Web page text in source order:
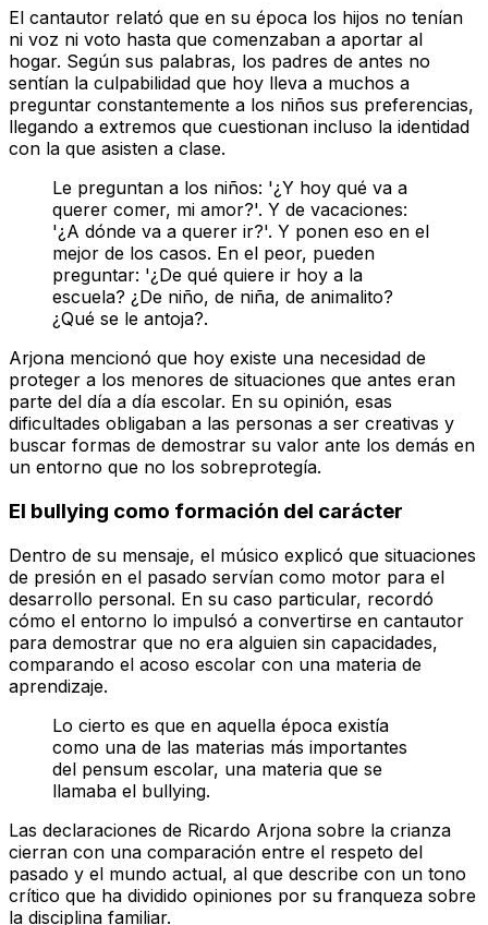
El cantautor relató que en su época los hijos no tenían
ni voz ni voto hasta que comenzaban a aportar al
hogar. Según sus palabras, los padres de antes no
sentían la culpabilidad que hoy lleva a muchos a
preguntar constantemente a los niños sus preferencias,
llegando a extremos que cuestionan incluso la identidad
con la que asisten a clase.
Le preguntan a los niños: '¿Y hoy qué va a
querer comer, mi amor?'. Y de vacaciones:
'¿A dónde va a querer ir?'. Y ponen eso en el
mejor de los casos. En el peor, pueden
preguntar: '¿De qué quiere ir hoy a la
escuela? ¿De niño, de niña, de animalito?
¿Qué se le antoja?.
Arjona mencionó que hoy existe una necesidad de
proteger a los menores de situaciones que antes eran
parte del día a día escolar. En su opinión, esas
dificultades obligaban a las personas a ser creativas y
buscar formas de demostrar su valor ante los demás en
un entorno que no los sobreprotegía.
El bullying como formación del carácter
Dentro de su mensaje, el músico explicó que situaciones
de presión en el pasado servían como motor para el
desarrollo personal. En su caso particular, recordó
cómo el entorno lo impulsó a convertirse en cantautor
para demostrar que no era alguien sin capacidades,
comparando el acoso escolar con una materia de
aprendizaje.
Lo cierto es que en aquella época existía
como una de las materias más importantes
del pensum escolar, una materia que se
llamaba el bullying.
Las declaraciones de Ricardo Arjona sobre la crianza
cierran con una comparación entre el respeto del
pasado y el mundo actual, al que describe con un tono
crítico que ha dividido opiniones por su franqueza sobre
la disciplina familiar.